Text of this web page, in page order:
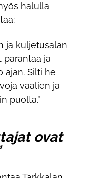
halulla
ja kuljetusalan
parantaa ja
ajan. Silti he
vaalien ja
puolta.”
ovat